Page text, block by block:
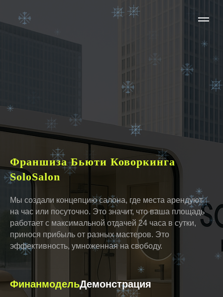
Франшиза Бьюти Коворкинга
SoloSalon
Мы создали концепцию салона, где места арендуют
на час или посуточно. Это значит, что ваша площадь
работает с максимальной отдачей 24 часа в сутки,
принося прибыль от разных мастеров. Это
эффективность, умноженная на свободу.
ФинанмодельДемонстрация